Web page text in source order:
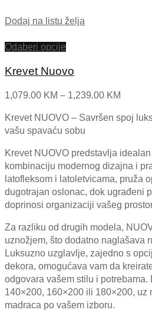
Dodaj na listu želja
Odaberi opcije
Krevet Nuovo
1,079.00 KM – 1,239.00 KM
Krevet NUOVO – Savršen spoj
vašu spavaću sobu
Krevet NUOVO predstavlja
kombinaciju modernog dizajna i
latofleksom i latoletvicama, pruža
dugotrajan oslonac, dok ugrađeni
doprinosi organizaciji vašeg
Za razliku od drugih modela,
uznožjem, što dodatno naglašava
Luksuzno uzglavlje, zajedno s
dekora, omogućava vam da
odgovara vašem stilu i
140×200, 160×200 ili 180×200, uz
madraca po vašem izboru.